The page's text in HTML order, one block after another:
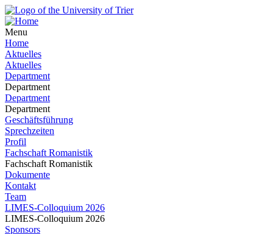
Menu
Home
Aktuelles
Aktuelles
Department
Department
Department
Department
Geschäftsführung
Sprechzeiten
Profil
Fachschaft Romanistik
Fachschaft Romanistik
Dokumente
Kontakt
Team
LIMES-Colloquium 2026
LIMES-Colloquium 2026
Sponsors